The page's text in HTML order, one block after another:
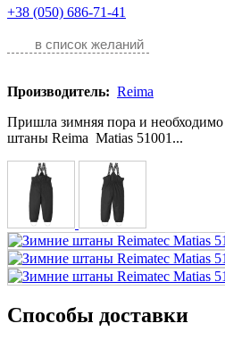
+38 (050) 686-71-41
в список желаний
Производитель: Reima
Пришла зимняя пора и необходимо
штаны Reima Matias 51001...
Способы доставки